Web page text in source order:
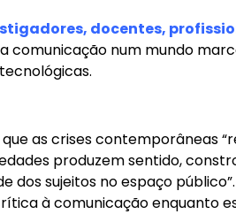
docentes,
comunicação num mundo
as crises contemporâneas
produzem sentido,
dos sujeitos no espaço
à comunicação enquanto